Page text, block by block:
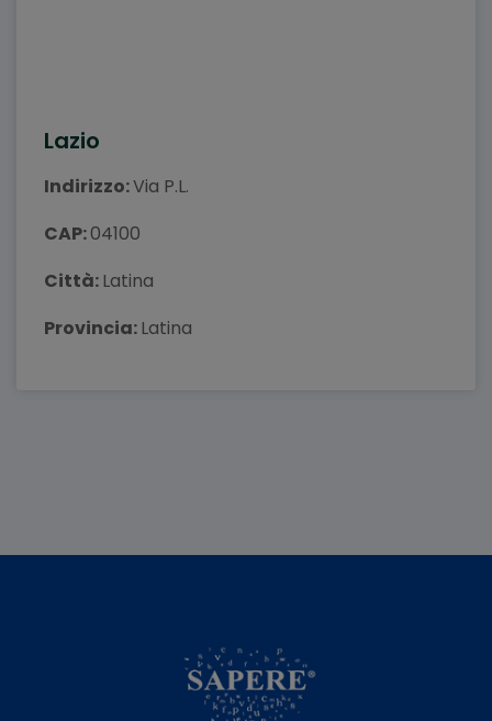
Lazio
Indirizzo:Via P.L.
CAP:04100
Città:Latina
Provincia:Latina